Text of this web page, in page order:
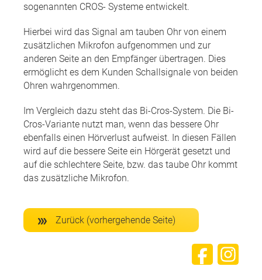
sogenannten CROS- Systeme entwickelt.
Hierbei wird das Signal am tauben Ohr von einem
zusätzlichen Mikrofon aufgenommen und zur
anderen Seite an den Empfänger übertragen. Dies
ermöglicht es dem Kunden Schallsignale von beiden
Ohren wahrgenommen.
Im Vergleich dazu steht das Bi-Cros-System. Die Bi-
Cros-Variante nutzt man, wenn das bessere Ohr
ebenfalls einen Hörverlust aufweist. In diesen Fällen
wird auf die bessere Seite ein Hörgerät gesetzt und
auf die schlechtere Seite, bzw. das taube Ohr kommt
das zusätzliche Mikrofon.
Zurück (vorhergehende Seite)